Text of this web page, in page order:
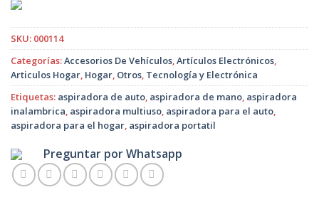
SKU: 000114
Categorías:Accesorios De Vehículos,Artículos Electrónicos,
Articulos Hogar, Hogar, Otros, Tecnología y Electrónica
Etiquetas: aspiradora de auto, aspiradora de mano, aspiradora
inalambrica, aspiradora multiuso, aspiradora para el auto,
aspiradora para el hogar, aspiradora portatil
Preguntar por Whatsapp